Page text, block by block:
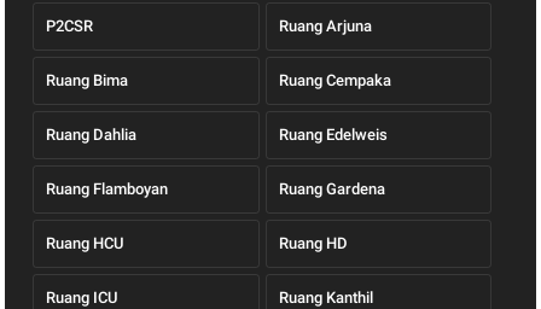
P2CSR Ruang Arjuna
Ruang Bima Ruang Cempaka
Ruang Dahlia Ruang Edelweis
Ruang Flamboyan Ruang Gardena
Ruang HCU Ruang HD
Ruang ICU Ruang Kanthil